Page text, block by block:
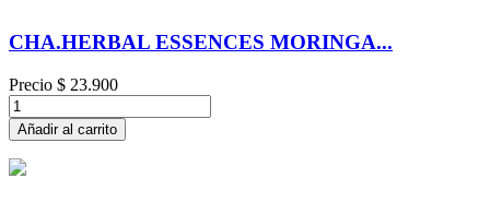
CHA.HERBAL ESSENCES MORINGA...
Precio $ 23.900
Añadir al carrito